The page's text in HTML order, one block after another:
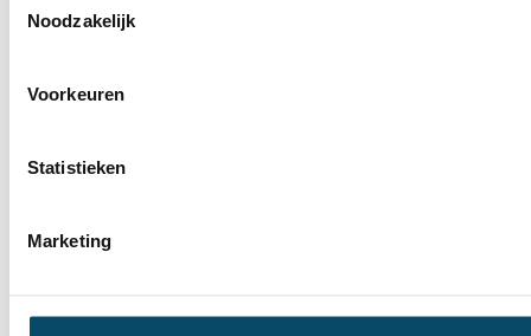
Noodzakelijk
Voorkeuren
Statistieken
Marketing
Nadia Renders stelt zich voor als nieuwe